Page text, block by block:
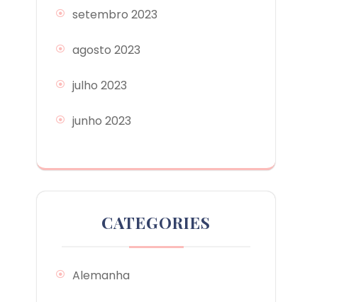
setembro 2023
agosto 2023
julho 2023
junho 2023
CATEGORIES
Alemanha